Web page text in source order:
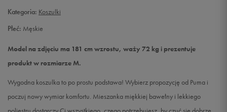
Kategoria: Koszulki
Płeć: Męskie
Model na zdjęciu ma 181 cm wzrostu, waży 72 kg i prezentuje
produkt w rozmiarze M.
Wygodna koszulka to po prostu podstawa! Wybierz propozycję od Puma i
poczuj nowy wymiar komfortu. Mieszanka miękkiej bawełny i lekkiego